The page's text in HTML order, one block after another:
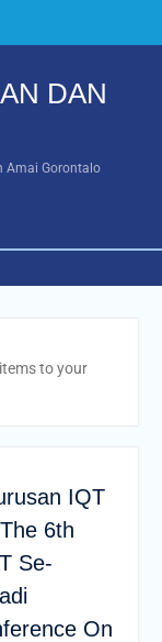
DAN
Amai Gorontalo
to your
IQT
6th
Se-
On